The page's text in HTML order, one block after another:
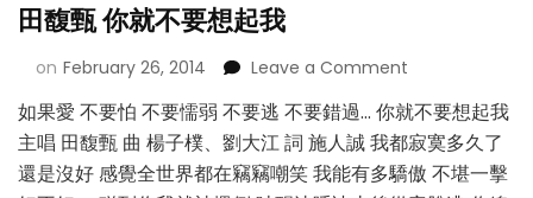
田馥甄 你就不要想起我
on February 26, 2014 Leave a Comment
如果愛 不要怕 不要懦弱 不要逃 不要錯過… 你就不要想起我
主唱 田馥甄 曲 楊子樸、劉大江 詞 施人誠 我都寂寞多久了
還是沒好 感覺全世界都在竊竊嘲笑 我能有多驕傲 不堪一擊